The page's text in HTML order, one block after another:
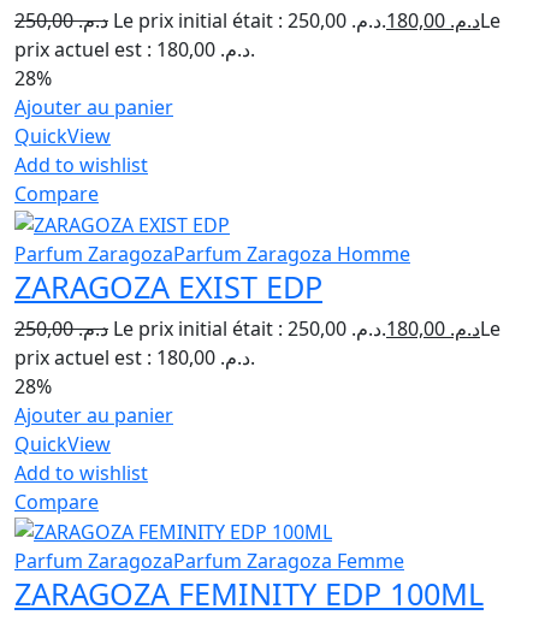
د.م.250,00 Le prix initial était : د.م. 250,00. د.م.Le
prix actuel est : د.م. 180,00.
28%
Ajouter au panier
QuickView
Add to wishlist
Compare
Parfum ZaragozaParfum Zaragoza Homme
ZARAGOZA EXIST EDP
د.م.250,00 Le prix initial était : د.م. 250,00. د.م.Le
prix actuel est : د.م. 180,00.
28%
Ajouter au panier
QuickView
Add to wishlist
Compare
Parfum ZaragozaParfum Zaragoza Femme
ZARAGOZA FEMINITY EDP 100ML